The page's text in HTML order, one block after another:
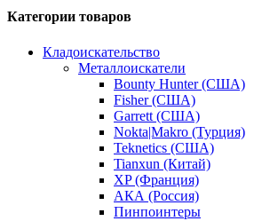
Категории товаров
Кладоискательство
Металлоискатели
Bounty Hunter (США)
Fisher (США)
Garrett (США)
Nokta|Makro (Турция)
Teknetics (США)
Tianxun (Китай)
XP (Франция)
АКА (Россия)
Пинпоинтеры